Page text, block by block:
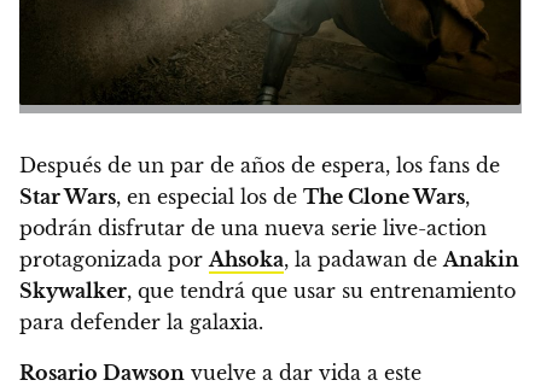
Después de un par de años de espera, los fans de
Star Wars, en especial los de The Clone Wars,
podrán disfrutar de una nueva serie live-action
protagonizada por Ahsoka, la padawan de Anakin
Skywalker, que tendrá que usar su entrenamiento
para defender la galaxia.
Rosario Dawson vuelve a dar vida a este